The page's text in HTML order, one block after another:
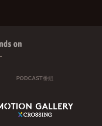
on
PODCAST番組